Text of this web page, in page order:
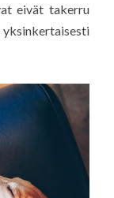
eivät takerru